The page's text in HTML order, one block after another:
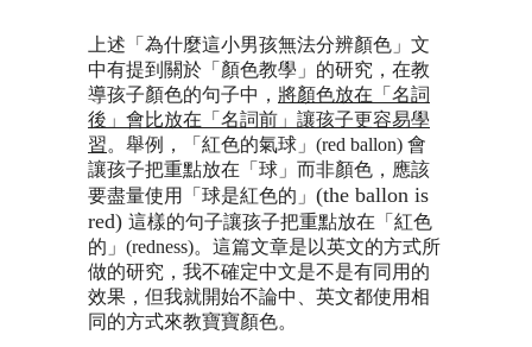
上述「為什麼這小男孩無法分辨顏色」文
中有提到關於「顏色教學」的研究，在教
導孩子顏色的句子中， 將顏色放在「名詞
後」會比放在「名詞前」讓孩子更容易學
習。舉例，「紅色的氣球」 (red ballon) 會
讓孩子把重點放在「球」而非顏色，應該
要盡量使用「球是紅色的」 (the ballon is
red) 這樣的句子讓孩子把重點放在「紅色
的」 (redness)。這篇文章是以英文的方式所
做的研究，我不確定中文是不是有同用的
效果，但我就開始不論中、英文都使用相
同的方式來教寶寶顏色。